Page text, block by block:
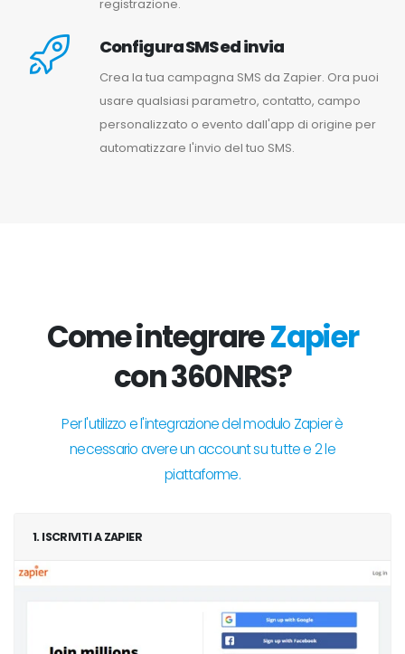
registrazione.
Configura SMS ed invia
Crea la tua campagna SMS da Zapier. Ora puoi
usare qualsiasi parametro, contatto, campo
personalizzato o evento dall'app di origine per
automatizzare l'invio del tuo SMS.
Come integrareZapier
con 360NRS?
Per l'utilizzo e l'integrazione del modulo Zapier è
necessario avere un account su tutte e 2 le
piattaforme.
1. ISCRIVITI A ZAPIER